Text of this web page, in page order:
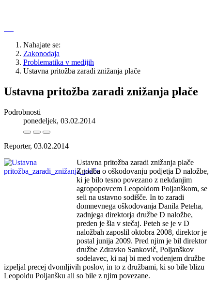
Nahajate se:
Zakonodaja
Problematika v medijih
Ustavna pritožba zaradi znižanja plače
Ustavna pritožba zaradi znižanja plače
Podrobnosti
ponedeljek, 03.02.2014
Reporter, 03.02.2014
Ustavna pritožba zaradi znižanja plače
Zgodba o oškodovanju podjetja D naložbe,
ki je bilo tesno povezano z nekdanjim
agropopovcem Leopoldom Poljanškom, se
seli na ustavno sodišče. In to zaradi
domnevnega oškodovanja Danila Peteha,
zadnjega direktorja družbe D naložbe,
preden je šla v stečaj. Peteh se je v D
naložbah zaposlil oktobra 2008, direktor je
postal junija 2009. Pred njim je bil direktor
družbe Zdravko Sankovič, Poljanškov
sodelavec, ki naj bi med vodenjem družbe
izpeljal precej dvomljivih poslov, in to z družbami, ki so bile blizu
Leopoldu Poljanšku ali so bile z njim povezane.